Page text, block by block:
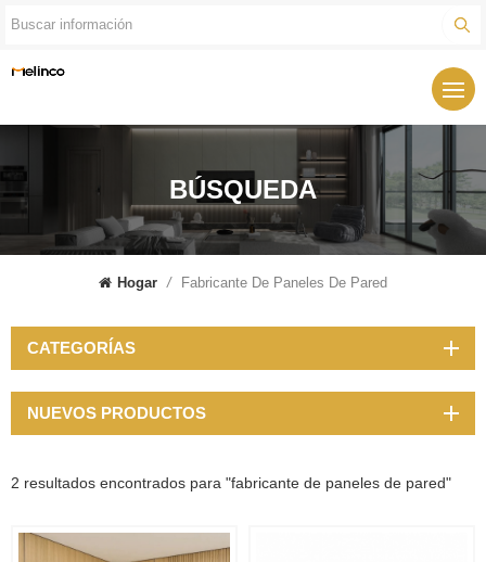
BÚSQUEDA
Hogar / Fabricante De Paneles De Pared
2 resultados encontrados para "fabricante de paneles de pared"
CATEGORÍAS
NUEVOS PRODUCTOS